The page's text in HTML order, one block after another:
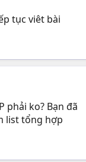
tục viêt bài
phải ko? Bạn đã
list tổng hợp